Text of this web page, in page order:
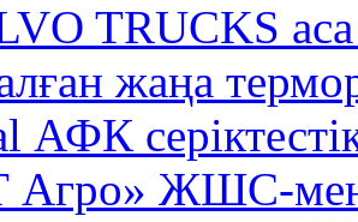
TRUCKS
жаңа
АФК
Агро» ЖШС-